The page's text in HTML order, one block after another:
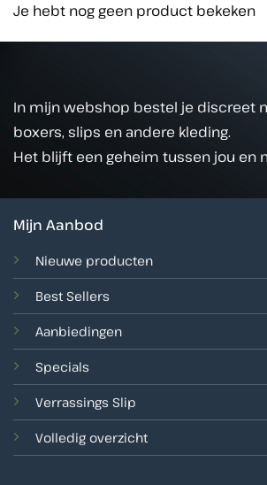
Je hebt nog geen product bekeken
In mijn webshop bestel je discreet
boxers, slips en andere kleding.
Het blijft een geheim tussen jou en
Mijn Aanbod
Nieuwe producten
Best Sellers
Aanbiedingen
Specials
Verrassings Slip
Volledig overzicht